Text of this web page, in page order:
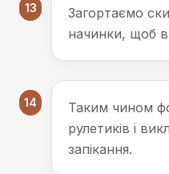
13
Загортаємо
начинки, щоб
14
Таким чином
рулетиків і
запікання.